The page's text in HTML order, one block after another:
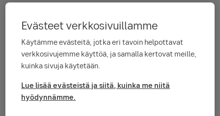
Osakemarkkinoilla lokakuu vaati sijoittajilta
joko vahvoja hermoja tai taianomaista
ajoituskykyä, kun kurssit painuivat
voimakkaasti kuun alkupuolella korjausliikkeen
jatkuessa ja sitten kääntyivät jälleen nousuun
kuun jälkimmäisellä puoliskolla.
Osakemarkkinoilla lokakuu vaati sijoittajilta joko vahvoja
Evästeet verkkosivuillamme
Käytämme evästeitä, jotka eri tavoin helpottavat
verkkosivujemme käyttöä, ja samalla kertovat meille,
kuinka sivuja käytetään.
Lue lisää evästeistä ja siitä, kuinka me niitä
hyödynnämme.